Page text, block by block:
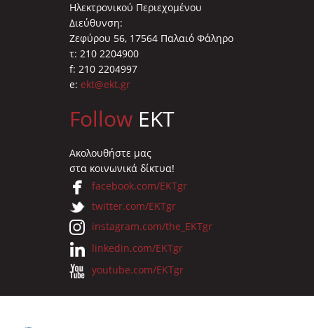
Ηλεκτρονικού Περιεχομένου
Διεύθυνση:
Ζεφύρου 56, 17564 Παλαιό Φάληρο
τ: 210 2204900
f: 210 2204997
e: ekt@ekt.gr
Follow EKT
Ακολουθήστε μας
στα κοινωνικά δίκτυα!
facebook.com/EKTgr
twitter.com/EKTgr
instagram.com/the_EKTgr
linkedin.com/EKTgr
youtube.com/EKTgr